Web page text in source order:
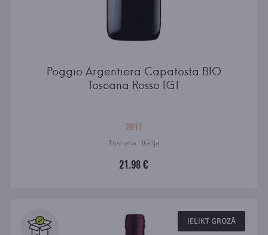
Poggio Argentiera Capatosta BIO
Toscana Rosso IGT
2017
Toscana · Itālija
21.98 €
IELIKT GROZĀ